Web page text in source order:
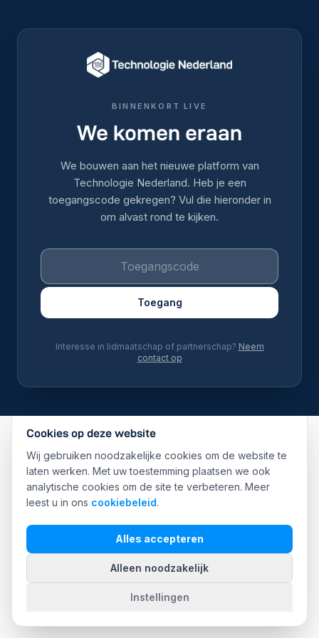
BINNENKORT LIVE
We komen eraan
We bouwen aan het nieuwe platform van
Technologie Nederland. Heb je een
toegangscode gekregen? Vul die hieronder in
om alvast rond te kijken.
Toegang
Interesse in lidmaatschap of partnerschap? Neem
contact op
Cookies op deze website
Wij gebruiken noodzakelijke cookies om de website te
laten werken. Met uw toestemming plaatsen we ook
analytische cookies om de site te verbeteren. Meer
leest u in ons cookiebeleid.
Alles accepteren
Alleen noodzakelijk
Instellingen